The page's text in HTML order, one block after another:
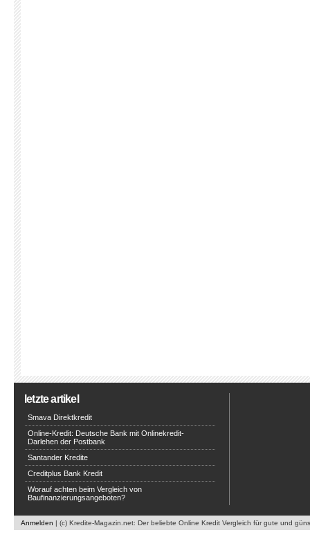
letzte artikel
Smava Direktkredit
Online-Kredit: Deutsche Bank mit Onlinekredit-
Darlehen der Postbank
Santander Kredite
Creditplus Bank Kredit
Worauf achten beim Vergleich von
Baufinanzierungsangeboten?
Anmelden | (c) Kredite-Magazin.net: Der beliebte Online Kredit Vergleich für gute und